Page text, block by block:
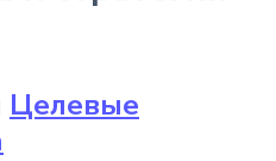
Целевые